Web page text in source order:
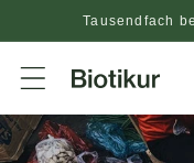
Tausendfach